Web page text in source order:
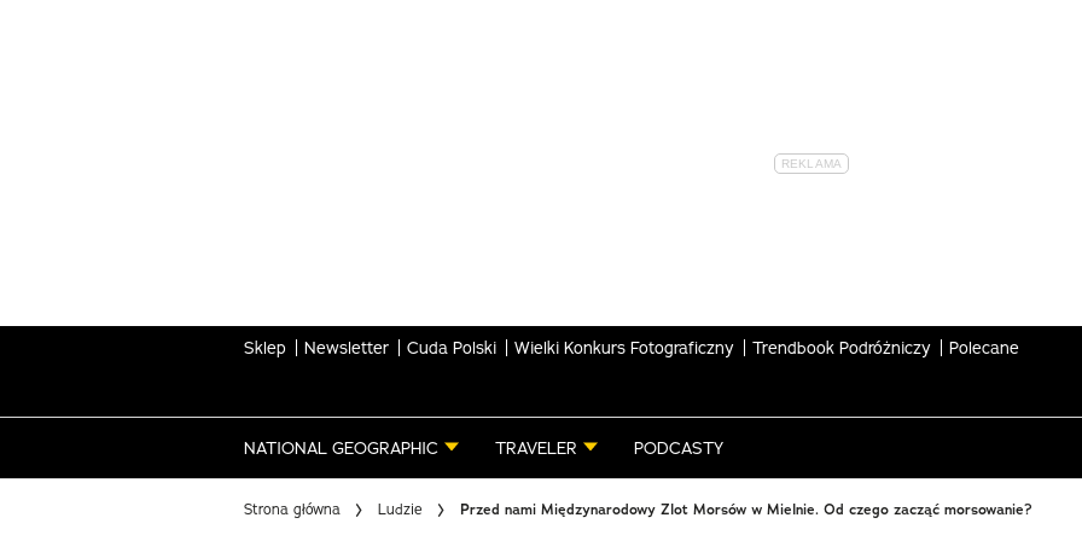
Sklep Newsletter Cuda Polski Wielki Konkurs Fotograficzny Trendbook Podróżniczy Polecane
NATIONAL GEOGRAPHIC TRAVELER PODCASTY
Strona główna Ludzie Przed nami Międzynarodowy Zlot Morsów w Mielnie. Od czego zacząć morsowanie?